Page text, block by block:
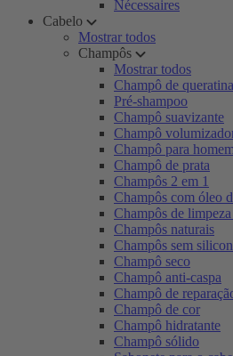
Nécessaires
Cabelo
Mostrar todos
Champôs
Mostrar todos
Champô de queratina
Pré-shampoo
Champô suavizante
Champô
Champô para homem
Champô de prata
Champôs 2 em 1
Champôs com óleo
Champôs de
Champôs naturais
Champôs sem
Champô seco
Champô anti-caspa
Champô de
Champô de cor
Champô hidratante
Champô sólido